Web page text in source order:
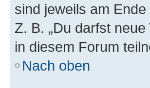
sind jeweils am
Z. B. „Du darfst
in diesem Forum
Nach oben